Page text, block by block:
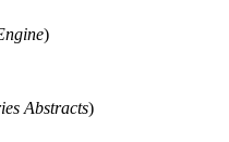
)
Abstracts)